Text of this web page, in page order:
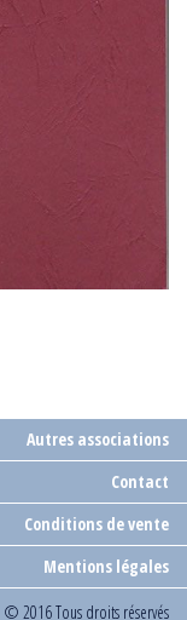
Autres associations
Contact
Conditions de vente
Mentions légales
© 2016 Tous droits réservés